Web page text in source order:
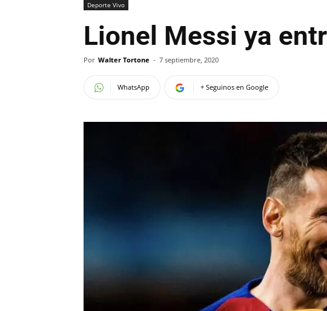
Deporte Vivo
Lionel Messi ya
Por Walter Tortone - 7 septiembre, 2020
WhatsApp + Seguinos en Google